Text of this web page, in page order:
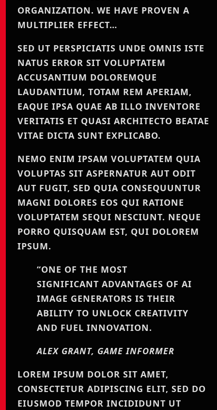
ORGANIZATION. WE HAVE PROVEN A
MULTIPLIER EFFECT…
SED UT PERSPICIATIS UNDE OMNIS ISTE
NATUS ERROR SIT VOLUPTATEM
ACCUSANTIUM DOLOREMQUE
LAUDANTIUM, TOTAM REM APERIAM,
EAQUE IPSA QUAE AB ILLO INVENTORE
VERITATIS ET QUASI ARCHITECTO BEATAE
VITAE DICTA SUNT EXPLICABO.
NEMO ENIM IPSAM VOLUPTATEM QUIA
VOLUPTAS SIT ASPERNATUR AUT ODIT
AUT FUGIT, SED QUIA CONSEQUUNTUR
MAGNI DOLORES EOS QUI RATIONE
VOLUPTATEM SEQUI NESCIUNT. NEQUE
PORRO QUISQUAM EST, QUI DOLOREM
IPSUM.
“ONE OF THE MOST
SIGNIFICANT ADVANTAGES OF AI
IMAGE GENERATORS IS THEIR
ABILITY TO UNLOCK CREATIVITY
AND FUEL INNOVATION.
ALEX GRANT, GAME INFORMER
LOREM IPSUM DOLOR SIT AMET,
CONSECTETUR ADIPISCING ELIT, SED DO
EIUSMOD TEMPOR INCIDIDUNT UT